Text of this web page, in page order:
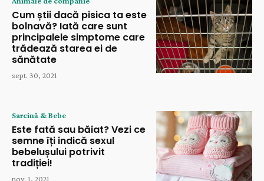
Cum știi dacă pisica ta este
bolnavă? Iată care sunt
principalele simptome care
trădează starea ei de
sănătate
sept. 30, 2021
Sarcină & Bebe
Este fată sau băiat? Vezi ce
semne îți indică sexul
bebelușului potrivit
tradiției!
nov. 1, 2021